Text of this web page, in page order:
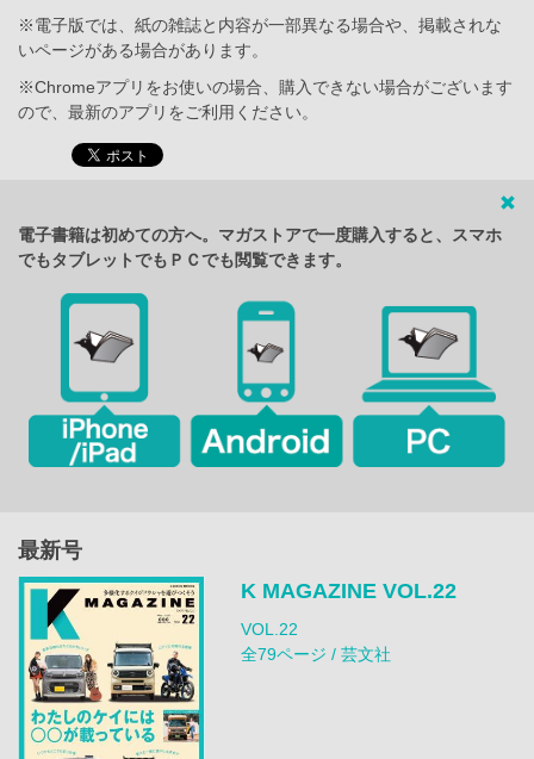
※電子版では、紙の雑誌と内容が一部異なる場合や、掲載されな
いページがある場合があります。
※Chromeアプリをお使いの場合、購入できない場合がございます
ので、最新のアプリをご利用ください。
電子書籍は初めての方へ。マガストアで一度購入すると、スマホ
でもタブレットでもＰＣでも閲覧できます。
最新号
K MAGAZINE VOL.22
VOL.22
全79ページ / 芸文社